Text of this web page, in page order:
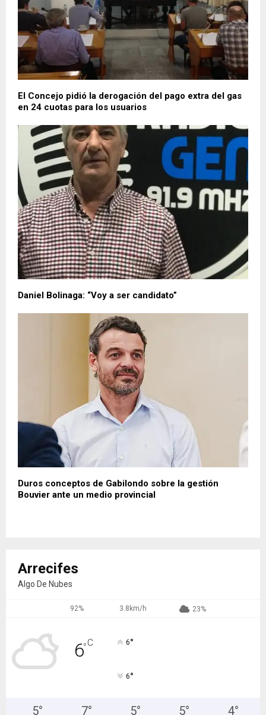
El Concejo pidió la derogación del pago extra del gas
en 24 cuotas para los usuarios
Daniel Bolinaga: “Voy a ser candidato”
Duros conceptos de Gabilondo sobre la gestión
Bouvier ante un medio provincial
Arrecifes
Algo De Nubes
92% 3.8km/h 23%
6°C 6°
6°
5° 7° 5° 5° 4°